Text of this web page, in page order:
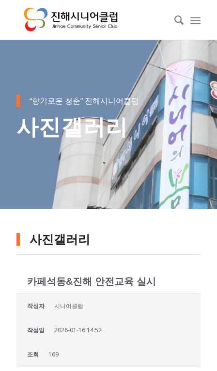
“향기로운 청춘” 진해시니어클럽
사진갤러리
사진갤러리
카페석동&진해 안전교육 실시
작성자 시니어클럽
작성일 2026-01-16 14:52
조회 169